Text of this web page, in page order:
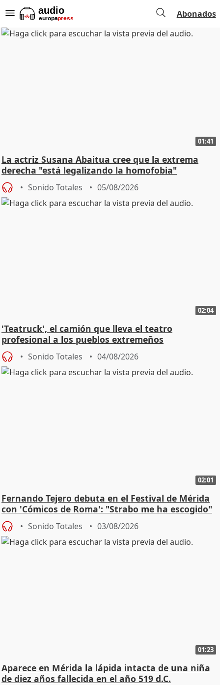
Abonados
01:41
La actriz Susana Abaitua cree que la extrema
derecha "está legalizando la homofobia"
Sonido Totales 05/08/2026
02:04
'Teatruck', el camión que lleva el teatro
profesional a los pueblos extremeños
Sonido Totales 04/08/2026
02:01
Fernando Tejero debuta en el Festival de Mérida
con 'Cómicos de Roma': "Strabo me ha escogido"
Sonido Totales 03/08/2026
01:23
Aparece en Mérida la lápida intacta de una niña
de diez años fallecida en el año 519 d.C.